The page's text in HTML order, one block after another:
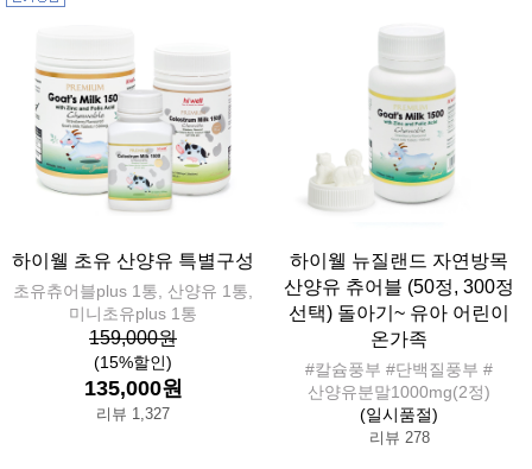
하이웰 초유 산양유 특별구성
초유츄어블plus 1통, 산양유 1통,
미니초유plus 1통
159,000원
(15%할인)
135,000원
리뷰 1,327
하이웰 뉴질랜드 자연방목
산양유 츄어블 (50정, 300정
선택) 돌아기~ 유아 어린이
온가족
#칼슘풍부 #단백질풍부 #
산양유분말1000mg(2정)
(일시품절)
리뷰 278